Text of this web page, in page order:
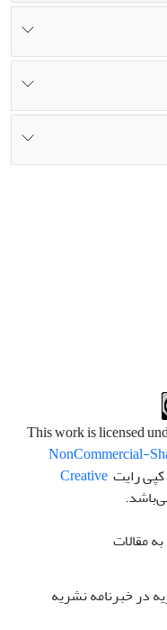
NonCommercial-
رایتCreative
در خبرنامه نشریه